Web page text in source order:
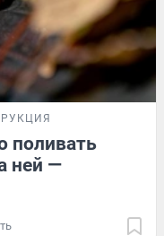
поливать
ней —